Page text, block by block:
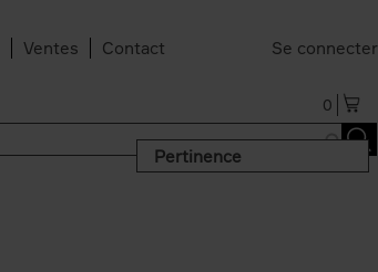
Ventes Contact Se connecter
0
Pertinence